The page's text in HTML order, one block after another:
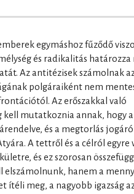
egymáshoz fűződő
és radikalitás
Az antitézisek számolnak
polgáraiként nem
Az erőszakkal való
kell mutatkoznia annak, hogy
és a megtorlás
A tettről és a célról egyre
és ez szorosan
elszámolnunk, hanem a
ítéli meg, a nagyobb igazság